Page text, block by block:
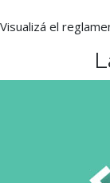
Visualizá el